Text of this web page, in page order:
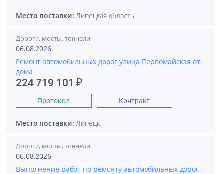
Место поставки: Липецкая область
Дороги, мосты, тоннели
06.08.2026
Ремонт автомобильных дорог улица Первомайская от
дома
224 719 101 ₽
Протокол Контракт
Место поставки: Липецк
Дороги, мосты, тоннели
06.08.2026
Выполнение работ по ремонту автомобильных дорог